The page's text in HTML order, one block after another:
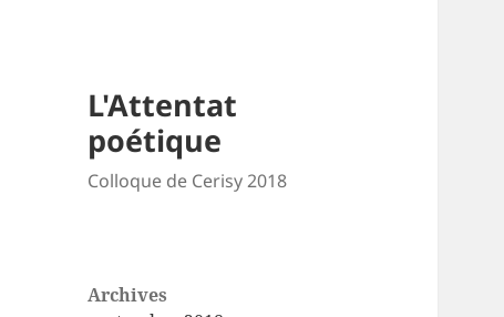
L'Attentat
poétique
Colloque de Cerisy 2018
Archives